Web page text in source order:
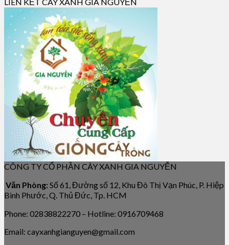
LIÊN KẾT CÂY XANH GIA NGUYỄN
CÔNG TY CỔ PHẦN CÂY XANH GIA NGUYỄN
Văn Phòng: Số 61, Đường số 12, Khu Đô Thị Vạn Phúc, P. Hiệp
Bình Phước, Q. Thủ Đức, Tp. HCM
Phone: 02838822270 – Hotline: 0916709468
Email: cayxanhgianguyen@gmail.com